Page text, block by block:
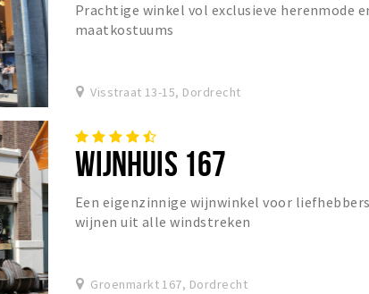
Prachtige winkel vol exclusieve herenmode
maatkostuums
Visstraat 13-15, Dordrecht
WIJNHUIS 167
Een eigenzinnige wijnwinkel voor
wijnen uit alle windstreken
Groenmarkt 167, Dordrecht